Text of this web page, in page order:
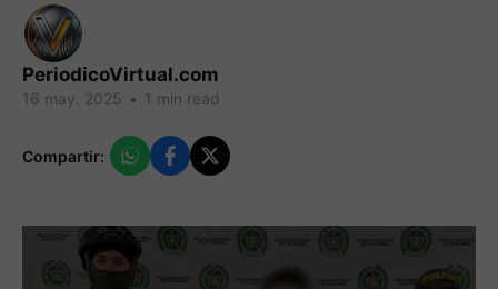
PeriodicoVirtual.com
16 may. 2025 • 1 min read
Compartir: